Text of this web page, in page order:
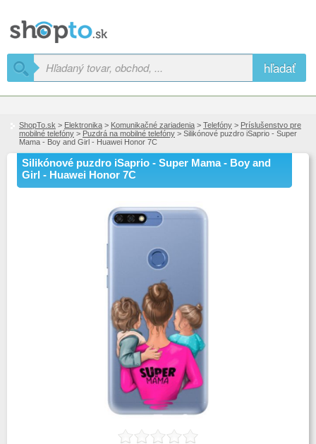
hľadať
ShopTo.sk > Elektronika > Komunikačné zariadenia > Telefóny > Príslušenstvo pre
mobilné telefóny > Puzdrá na mobilné telefóny > Silikónové puzdro iSaprio - Super
Mama - Boy and Girl - Huawei Honor 7C
Silikónové puzdro iSaprio - Super Mama - Boy and
Girl - Huawei Honor 7C